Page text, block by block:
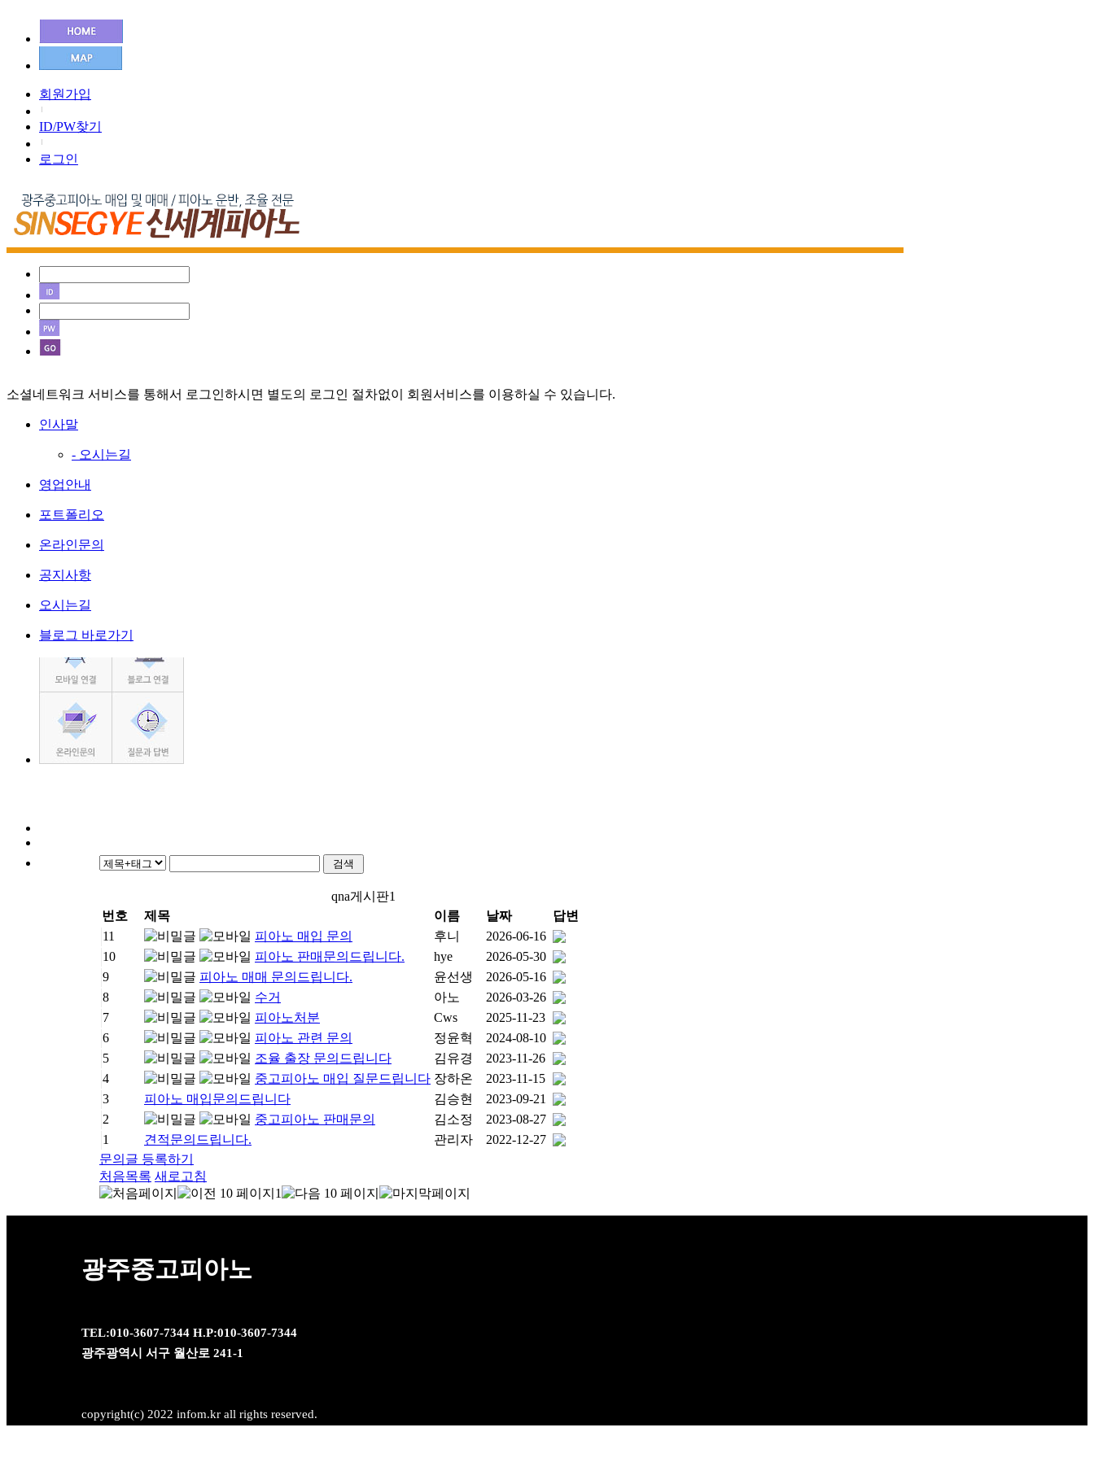
회원가입
ID/PW찾기
로그인
소셜네트워크 서비스를 통해서 로그인하시면 별도의 로그인 절차없이 회원서비스를 이용하실 수 있습니다.
인사말
- 오시는길
영업안내
포트폴리오
온라인문의
공지사항
오시는길
블로그 바로가기
qna게시판1
번호
제목 이름 날짜
답변
11
피아노 매입 문의 후니
2026-06-16
10
피아노 판매문의드립니다. hye
2026-05-30
9
피아노 매매 문의드립니다. 윤선생
2026-05-16
8
수거 아노
2026-03-26
7
피아노처분 Cws
2025-11-23
6
피아노 관련 문의 정윤혁
2024-08-10
5
조율 출장 문의드립니다 김유경
2023-11-26
4
중고피아노 매입 질문드립니다 장하온
2023-11-15
3
피아노 매입문의드립니다 김승현
2023-09-21
2
중고피아노 판매문의 김소정
2023-08-27
1
견적문의드립니다. 관리자
2022-12-27
문의글 등록하기
처음목록 새로고침
1
광주중고피아노
TEL:010-3607-7344 H.P:010-3607-7344
광주광역시 서구 월산로 241-1
copyright(c) 2022 infom.kr all rights reserved.